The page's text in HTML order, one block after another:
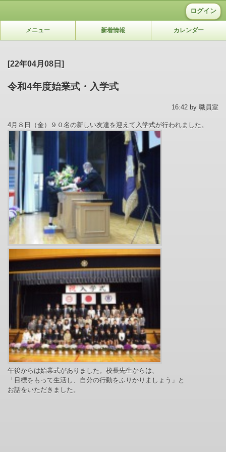
ログイン
メニュー 新着情報 カレンダー
[22年04月08日]
令和4年度始業式・入学式
16:42 by 職員室
4月８日（金）９０名の新しい友達を迎えて入学式が行われました。
午後からは始業式がありました。校長先生からは、
「目標をもって生活し、自分の行動をふりかりましょう」と
お話をいただきました。